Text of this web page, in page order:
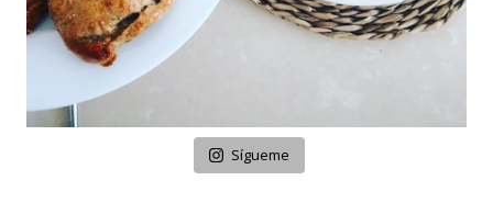
Sígueme